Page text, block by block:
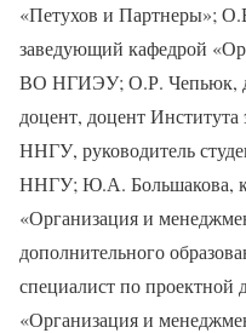
«Петухов и Партнеры»;
заведующий кафедрой
ВО НГИЭУ; О.Р. Чепьюк,
доцент, доцент
ННГУ, руководитель
ННГУ; Ю.А. Большакова,
«Организация и
дополнительного
специалист по проектной
«Организация и